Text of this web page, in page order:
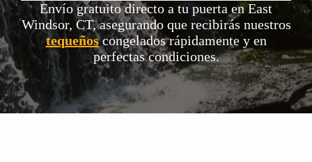
Envío gratuito directo a tu puerta en East
Windsor, CT, asegurando que recibirás nuestros
tequeñoscongelados rápidamente y en
perfectas condiciones.